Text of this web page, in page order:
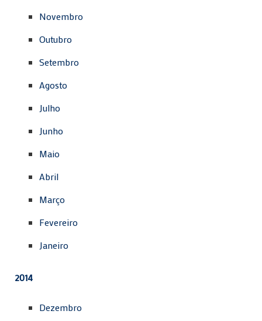
Novembro
Outubro
Setembro
Agosto
Julho
Junho
Maio
Abril
Março
Fevereiro
Janeiro
2014
Dezembro